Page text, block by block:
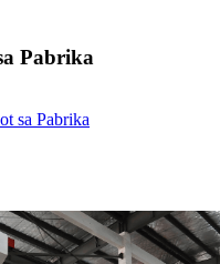
Pabrika
sa Pabrika